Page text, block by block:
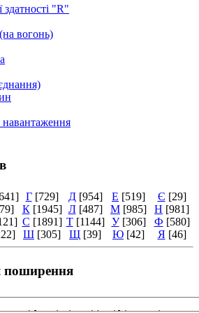
здатності "R"
вогонь)
навантаження
Г [729] Д [954] Е [519] Є [29]
К [1945] Л [487] М [985] Н [981]
С [1891] Т [1144] У [306] Ф [580]
Ш [305] Щ [39] Ю [42] Я [46]
поширення